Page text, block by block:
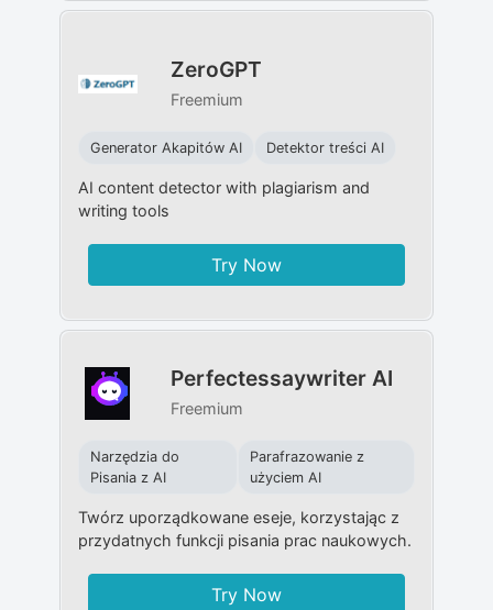
ZeroGPT
Freemium
Generator Akapitów AI Detektor treści AI
AI content detector with plagiarism and
writing tools
Try Now
Perfectessaywriter AI
Freemium
Narzędzia do
Pisania z AI
Parafrazowanie z
użyciem AI
Twórz uporządkowane eseje, korzystając z
przydatnych funkcji pisania prac naukowych.
Try Now